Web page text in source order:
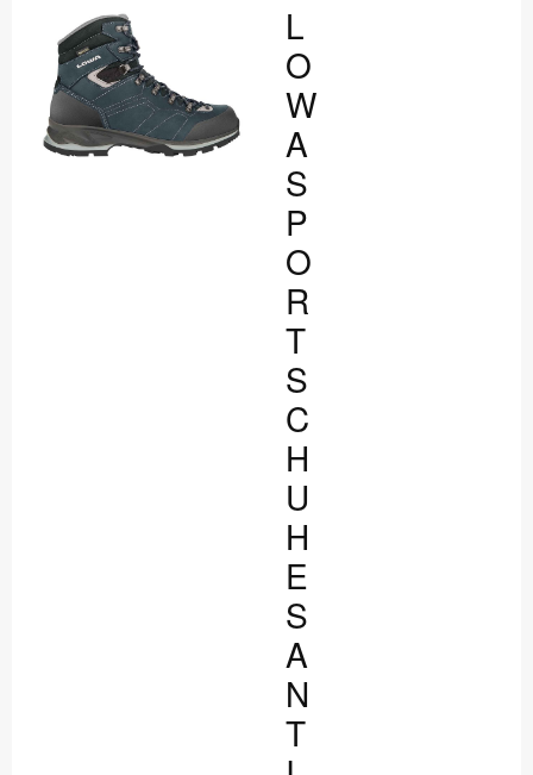
L
O
W
A
S
P
O
R
T
S
C
H
U
H
E
S
A
N
T